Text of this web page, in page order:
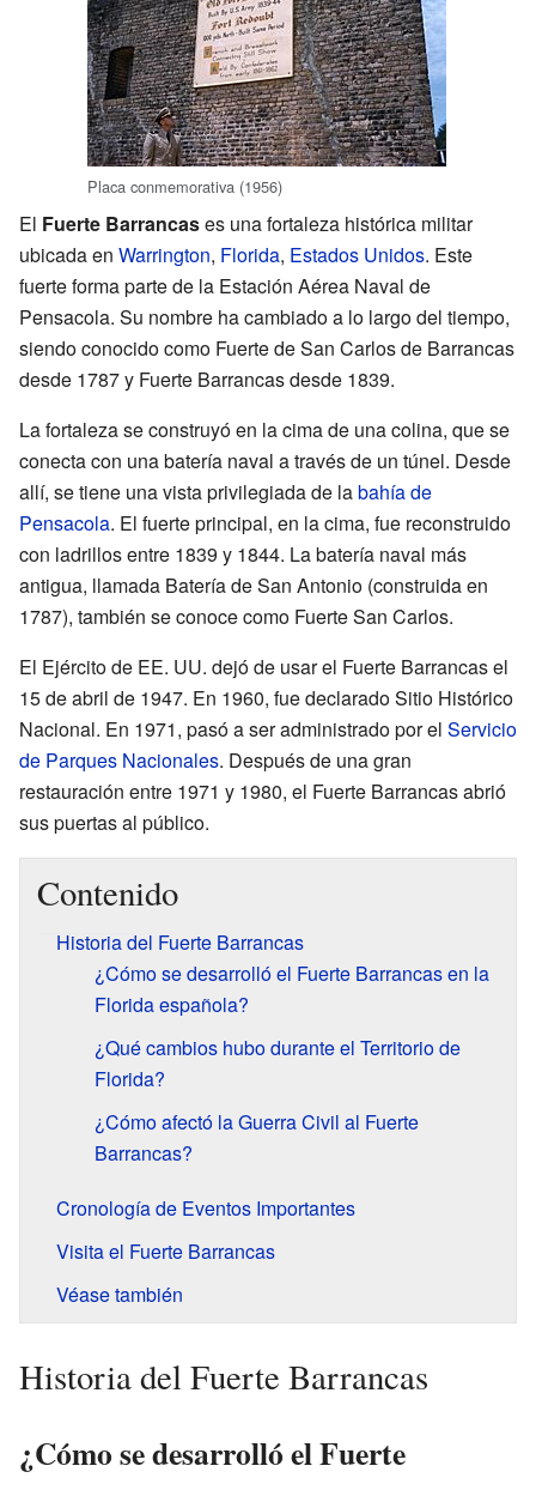
Placa conmemorativa (1956)
El Fuerte Barrancases una fortaleza histórica militar
ubicada en Warrington, Florida, Estados Unidos. Este
fuerte forma parte de la Estación Aérea Naval de
Pensacola. Su nombre ha cambiado a lo largo del tiempo,
siendo conocido como Fuerte de San Carlos de Barrancas
desde 1787 y Fuerte Barrancas desde 1839.
La fortaleza se construyó en la cima de una colina, que se
conecta con una batería naval a través de un túnel. Desde
allí, se tiene una vista privilegiada de labahía de
Pensacola. El fuerte principal, en la cima, fue reconstruido
con ladrillos entre 1839 y 1844. La batería naval más
antigua, llamada Batería de San Antonio (construida en
1787), también se conoce como Fuerte San Carlos.
El Ejército de EE. UU. dejó de usar el Fuerte Barrancas el
15 de abril de 1947. En 1960, fue declarado Sitio Histórico
Nacional. En 1971, pasó a ser administrado por el Servicio
de Parques Nacionales. Después de una gran
restauración entre 1971 y 1980, el Fuerte Barrancas abrió
sus puertas al público.
Contenido
Historia del Fuerte Barrancas
¿Cómo se desarrolló el Fuerte Barrancas en la
Florida española?
¿Qué cambios hubo durante el Territorio de
Florida?
¿Cómo afectó la Guerra Civil al Fuerte
Barrancas?
Cronología de Eventos Importantes
Visita el Fuerte Barrancas
Véase también
Historia del Fuerte Barrancas
¿Cómo se desarrolló el Fuerte